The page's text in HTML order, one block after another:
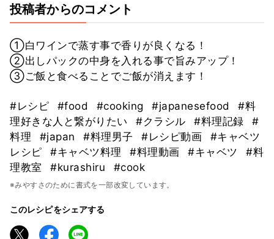
投稿者からのコメント
①白ワインで蒸す事で香りが良くなる！
②出しパックの中身を入れる事で旨みアップ！
③ご飯と食べることでご飯が消えます！
#レシピ #food #cooking #japanesefood
#料
理好きな人と繋がりたい
#クラシル #料理記録
#
料理
#japan #料理男子 #レシピ動画
#キャベツ
レシピ
#キャベツ料理 #料理動画 #キャベツ
#料
理教室
#kurashiru #cook
※みやすさのために書式を一部改変しています。
このレシピをシェアする